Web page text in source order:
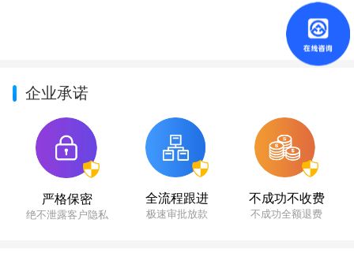
企业承诺
严格保密
绝不泄露客户隐私
全流程跟进
极速审批放款
不成功不收费
不成功全额退费